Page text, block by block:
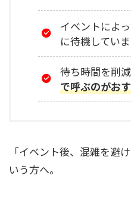
イベントによ
に待機してい
待ち時間を削減
で呼ぶのがお
「イベント後、混雑を避
いう方へ。